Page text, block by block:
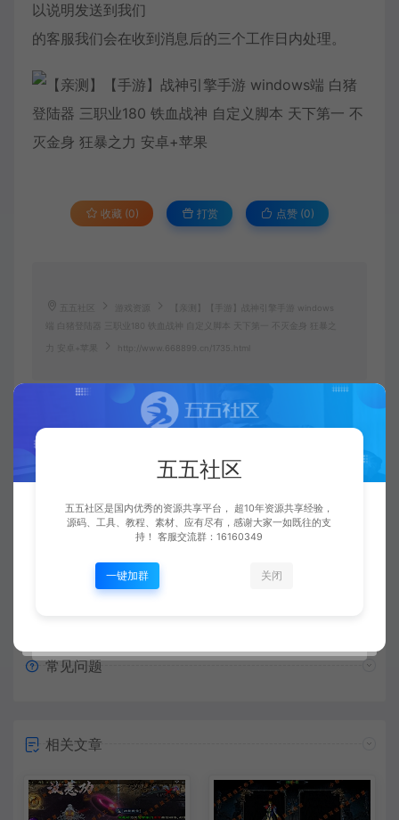
以说明发送到我们
的客服我们会在收到消息后的三个工作日内处理。
收藏 (0) 打赏 点赞 (0)
五五社区 游戏资源
【亲测】【手游】战神引擎手游 windows
端 白猪登陆器 三职业180 铁血战神 自定义脚本 天下第一 不灭金身 狂暴之
http://www.668899.cn/1735.html
五五社区 生成海报
上一篇：
【亲测】【手游】战神引擎手游 windows端 小兰登陆器已去除授权 复古三职业176 完美复古 内功 高级属性 斗酒 坐骑 追杀 名誉之柱 修复PK模式 高级属性 坐骑 安卓+苹果
常见问题
相关文章
五五社区
五五社区是国内优秀的资源共享平台， 超10年资源共享经验，
源码、工具、教程、素材、应有尽有，感谢大家一如既往的支
持！ 客服交流群：16160349
一键加群 关闭